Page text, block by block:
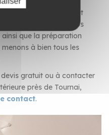
travaux de création et
complète de vos
que la préparation
à bien tous les
gratuit ou à contacter
près de Tournai,
contact.